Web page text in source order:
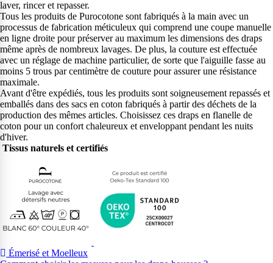
laver, rincer et repasser.
Tous les produits de Purocotone sont fabriqués à la main avec un
processus de fabrication méticuleux qui comprend une coupe manuelle
en ligne droite pour préserver au maximum les dimensions des draps
même après de nombreux lavages. De plus, la couture est effectuée
avec un réglage de machine particulier, de sorte que l'aiguille fasse au
moins 5 trous par centimètre de couture pour assurer une résistance
maximale.
Avant d'être expédiés, tous les produits sont soigneusement repassés et
emballés dans des sacs en coton fabriqués à partir des déchets de la
production des mêmes articles. Choisissez ces draps en flanelle de
coton pour un confort chaleureux et enveloppant pendant les nuits
d'hiver.
Tissus naturels et certifiés
Émerisé et Moelleux